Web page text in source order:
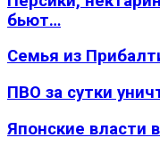
бьют…
Семья из
ПВО за сутки
Японские власти